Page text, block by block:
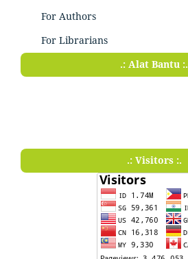
For Authors
For Librarians
.: Alat Bantu :.
.: Visitors :.